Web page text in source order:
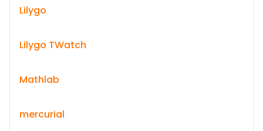
Lilygo
Lilygo TWatch
Mathlab
mercurial